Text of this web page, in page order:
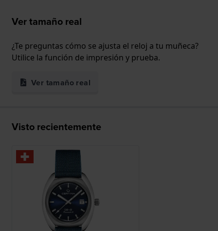
Ver tamaño real
¿Te preguntas cómo se ajusta el reloj a tu muñeca?
Utilice la función de impresión y prueba.
Ver tamaño real
Visto recientemente